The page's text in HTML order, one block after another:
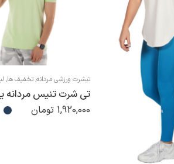
لباس ورزشی زنانه لباس ورزشی مردانهتیشرت ورزشی مردانه,تخفیف ها,
1,920,000 تومان